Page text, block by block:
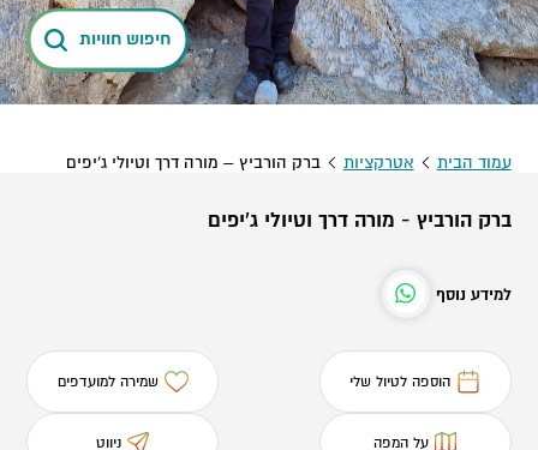
חיפוש חוויות
עמוד הבית אטרקציות ברק הורביץ – מורה דרך וטיולי ג'יפים
ברק הורביץ - מורה דרך וטיולי ג'יפים
למידע נוסף
הוספה לטיול שלי שמירה למועדפים
על המפה ניווט